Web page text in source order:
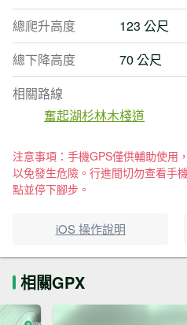
總爬升高度
123 公尺
總下降高度
70 公尺
相關路線
奮起湖杉林木棧道
注意事項：手機GPS僅供輔助使用
以免發生危險。行進間切勿查看手
點並停下腳步。
iOS 操作說明
相關GPX